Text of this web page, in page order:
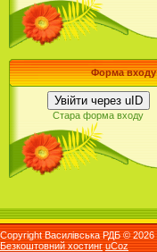
Форма входу
Увійти через uID
Стара форма входу
Copyright Василівська РДБ © 2026
Безкоштовний хостинг uCoz